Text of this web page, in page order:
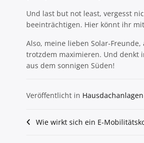
Und last but not least, vergesst
beeinträchtigen. Hier könnt ihr
Also, meine lieben Solar-
trotzdem maximieren. Und denkt
aus dem sonnigen Süden!
Veröffentlicht in
Beitragsnavigation
Wie wirkt sich ein E-